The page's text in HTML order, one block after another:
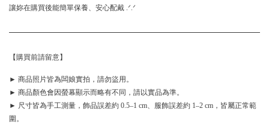
讓妳在購買後能簡單保養、安心配戴 .ᐟ.ᐟ
【購買前請留意】
► 商品照片皆為闆娘實拍，請勿盜用。
► 商品顏色會因螢幕顯示而略有不同，請以實品為準。
► 尺寸皆為手工測量，飾品誤差約 0.5–1 cm、服飾誤差約 1–2 cm，皆屬正常範
圍。